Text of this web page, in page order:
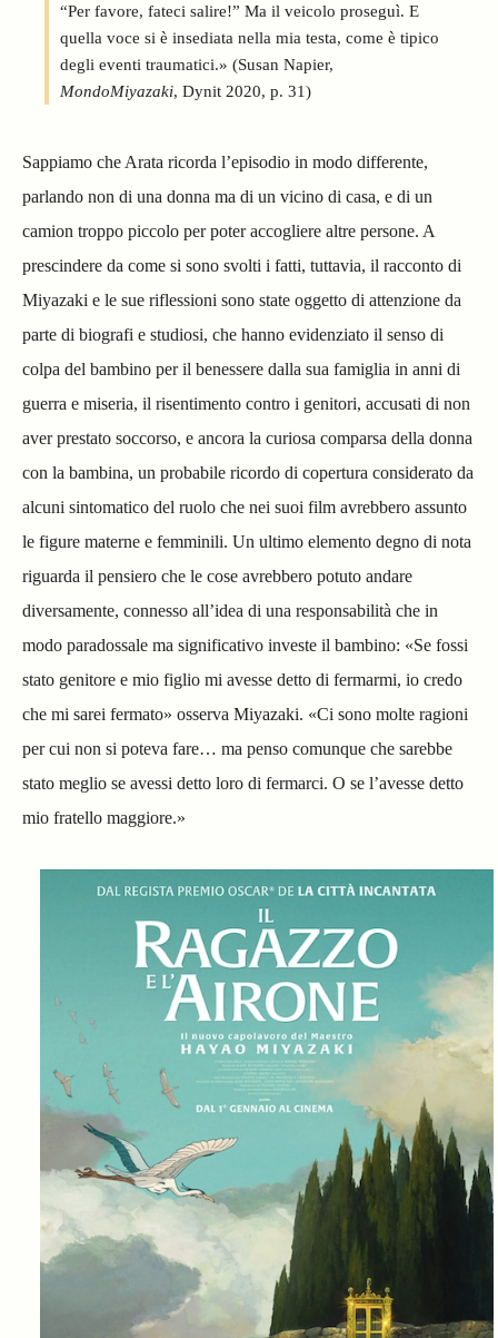
“Per favore, fateci salire!” Ma il veicolo proseguì. E
quella voce si è insediata nella mia testa, come è tipico
degli eventi traumatici.» (Susan Napier,
MondoMiyazaki, Dynit 2020, p. 31)
Sappiamo che Arata ricorda l’episodio in modo differente,
parlando non di una donna ma di un vicino di casa, e di un
camion troppo piccolo per poter accogliere altre persone. A
prescindere da come si sono svolti i fatti, tuttavia, il racconto di
Miyazaki e le sue riflessioni sono state oggetto di attenzione da
parte di biografi e studiosi, che hanno evidenziato il senso di
colpa del bambino per il benessere dalla sua famiglia in anni di
guerra e miseria, il risentimento contro i genitori, accusati di non
aver prestato soccorso, e ancora la curiosa comparsa della donna
con la bambina, un probabile ricordo di copertura considerato da
alcuni sintomatico del ruolo che nei suoi film avrebbero assunto
le figure materne e femminili. Un ultimo elemento degno di nota
riguarda il pensiero che le cose avrebbero potuto andare
diversamente, connesso all’idea di una responsabilità che in
modo paradossale ma significativo investe il bambino: «Se fossi
stato genitore e mio figlio mi avesse detto di fermarmi, io credo
che mi sarei fermato» osserva Miyazaki. «Ci sono molte ragioni
per cui non si poteva fare… ma penso comunque che sarebbe
stato meglio se avessi detto loro di fermarci. O se l’avesse detto
mio fratello maggiore.»